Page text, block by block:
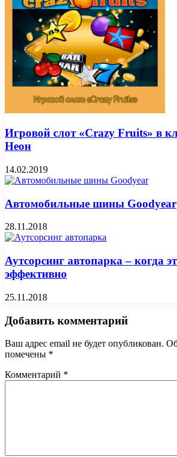
Игровой слот «Crazy Fruits» в
Неон
14.02.2019
Автомобильные шины Goodyear
28.11.2018
Аутсорсинг автопарка – когда
эффективно
25.11.2018
Добавить комментарий
Ваш адрес email не будет опубликован.
помечены *
Комментарий *